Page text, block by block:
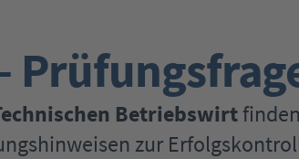
Betriebswirt
zur